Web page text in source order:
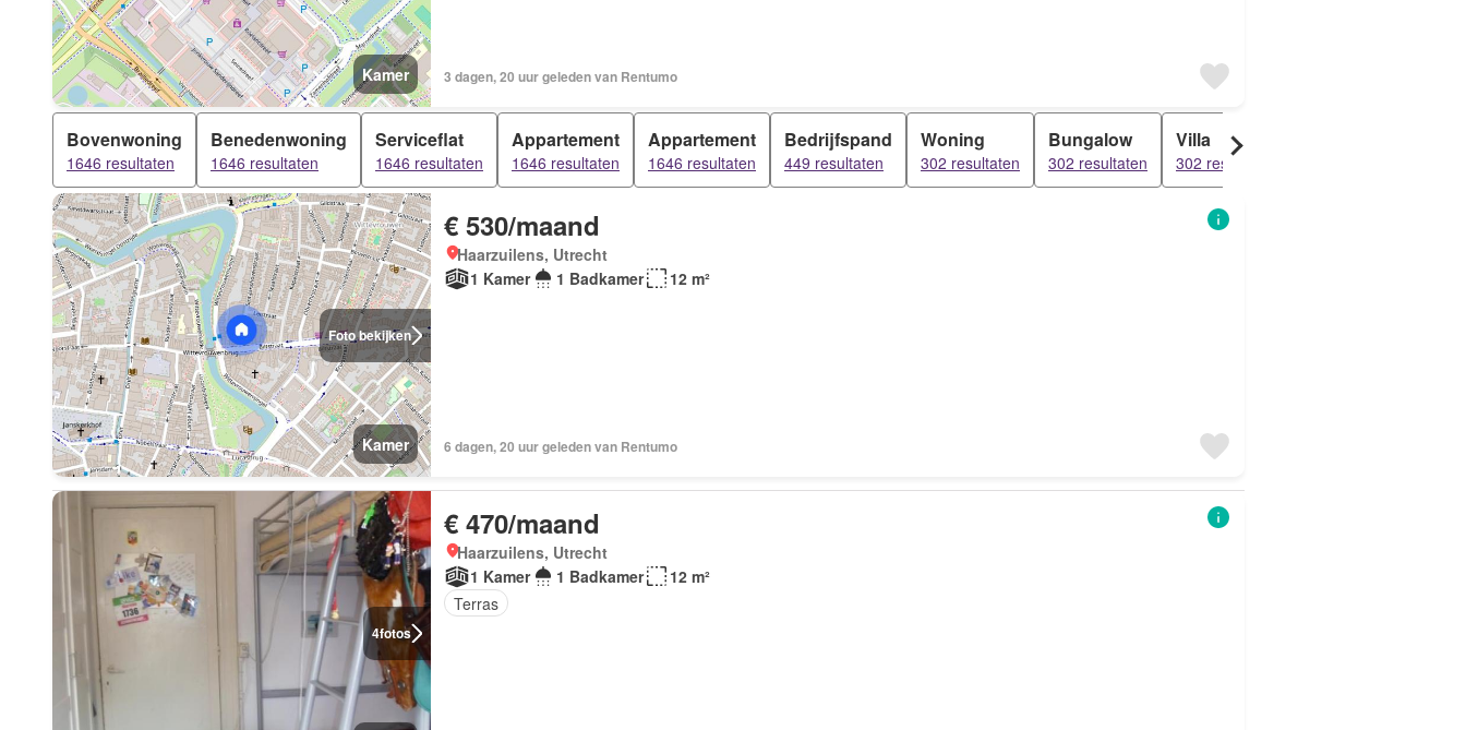
Kamer 3 dagen, 20 uur geleden van Rentumo
Bovenwoning
1646 resultaten
Benedenwoning
1646 resultaten
Serviceflat
1646 resultaten
Appartement
1646 resultaten
Appartement
1646 resultaten
Bedrijfspand
449 resultaten
Woning
302 resultaten
Bungalow
302 resultaten
Villa
302 resultaten
Foto bekijken
Kamer
€ 530/maand
Haarzuilens, Utrecht
1 Kamer
1 Badkamer 12 m²
6 dagen, 20 uur geleden van Rentumo
4fotos
€ 470/maand
Haarzuilens, Utrecht
1 Kamer
1 Badkamer
12 m²
Terras